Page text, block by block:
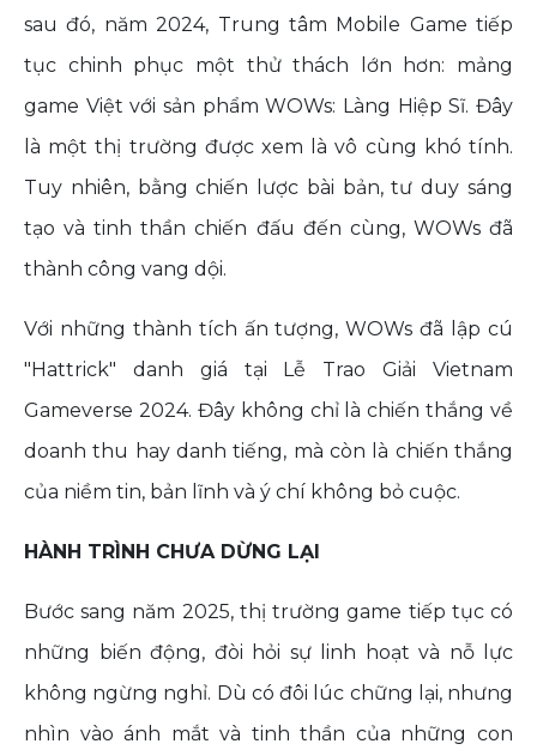
sau đó, năm 2024, Trung tâm Mobile Game tiếp
tục chinh phục một thử thách lớn hơn: mảng
game Việt với sản phẩm WOWs: Làng Hiệp Sĩ. Đây
là một thị trường được xem là vô cùng khó tính.
Tuy nhiên, bằng chiến lược bài bản, tư duy sáng
tạo và tinh thần chiến đấu đến cùng, WOWs đã
thành công vang dội.
Với những thành tích ấn tượng, WOWs đã lập cú
"Hattrick" danh giá tại Lễ Trao Giải Vietnam
Gameverse 2024. Đây không chỉ là chiến thắng về
doanh thu hay danh tiếng, mà còn là chiến thắng
của niềm tin, bản lĩnh và ý chí không bỏ cuộc.
HÀNH TRÌNH CHƯA DỪNG LẠI
Bước sang năm 2025, thị trường game tiếp tục có
những biến động, đòi hỏi sự linh hoạt và nỗ lực
không ngừng nghỉ. Dù có đôi lúc chững lại, nhưng
nhìn vào ánh mắt và tinh thần của những con